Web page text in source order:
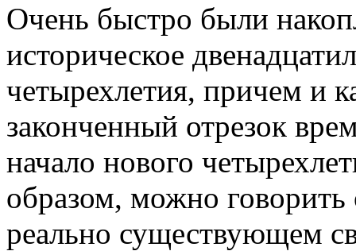
Очень быстро были
историческое
четырехлетия, причем и
законченный отрезок
начало нового
образом, можно говорить
реально существующем